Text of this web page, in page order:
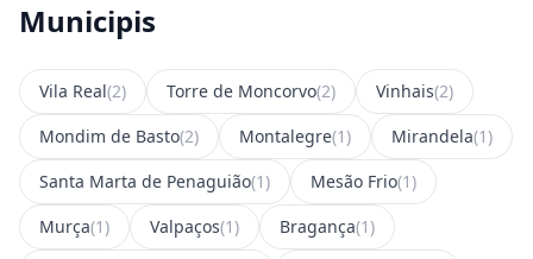
Municipis
Vila Real(2) Torre de Moncorvo(2) Vinhais(2)
Mondim de Basto(2) Montalegre(1) Mirandela(1)
Santa Marta de Penaguião(1) Mesão Frio(1)
Murça(1) Valpaços(1) Bragança(1)